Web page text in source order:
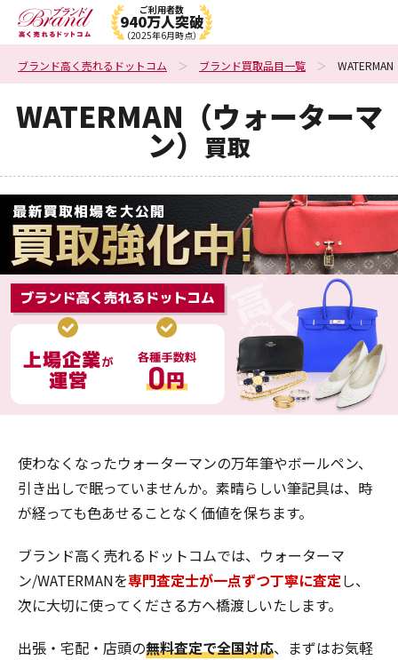
ご利用者数
940万人突破
（2025年6月時点）
ブランド高く売れるドットコム ブランド買取品目一覧
WATERMAN（ウォーターマ
ン） 買取
使わなくなったウォーターマンの万年筆やボールペン、
引き出しで眠っていませんか。素晴らしい筆記具は、時
が経っても色あせることなく価値を保ちます。
ブランド高く売れるドットコムでは、ウォーターマ
ン/WATERMANを専門査定士が一点ずつ丁寧に査定し、
次に大切に使ってくださる方へ橋渡しいたします。
出張・宅配・店頭の無料査定で全国対応、まずはお気軽